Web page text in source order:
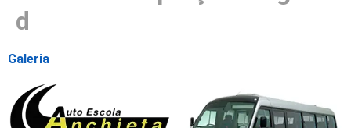
d
Galeria